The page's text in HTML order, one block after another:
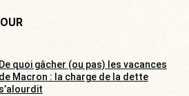
De quoi gâcher (ou pas) les vacances
de Macron : la charge de la dette